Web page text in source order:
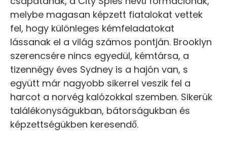
melybe magasan képzett fiatalokat vettek
fel, hogy különleges kémfeladatokat
lássanak el a világ számos pontján. Brooklyn
szerencsére nincs egyedül, kémtársa, a
tizennégy éves Sydney is a hajón van, s
együtt már nagyobb sikerrel veszik fel a
harcot a norvég kalózokkal szemben. Sikerük
találékonyságukban, bátorságukban és
képzettségükben keresendő.